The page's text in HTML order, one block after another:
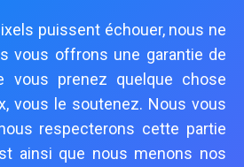
puissent échouer, nous ne
vous offrons une garantie de
vous prenez quelque chose
vous le soutenez. Nous vous
respecterons cette partie
ainsi que nous menons nos